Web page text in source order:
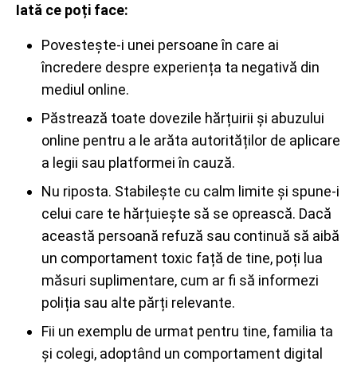
Iată ce poți face:
Povestește-i unei persoane în care ai
încredere despre experiența ta negativă din
mediul online.
Păstrează toate dovezile hărțuirii și abuzului
online pentru a le arăta autorităților de aplicare
a legii sau platformei în cauză.
Nu riposta. Stabilește cu calm limite și spune-i
celui care te hărțuiește să se oprească. Dacă
această persoană refuză sau continuă să aibă
un comportament toxic față de tine, poți lua
măsuri suplimentare, cum ar fi să informezi
poliția sau alte părți relevante.
Fii un exemplu de urmat pentru tine, familia ta
și colegi, adoptând un comportament digital